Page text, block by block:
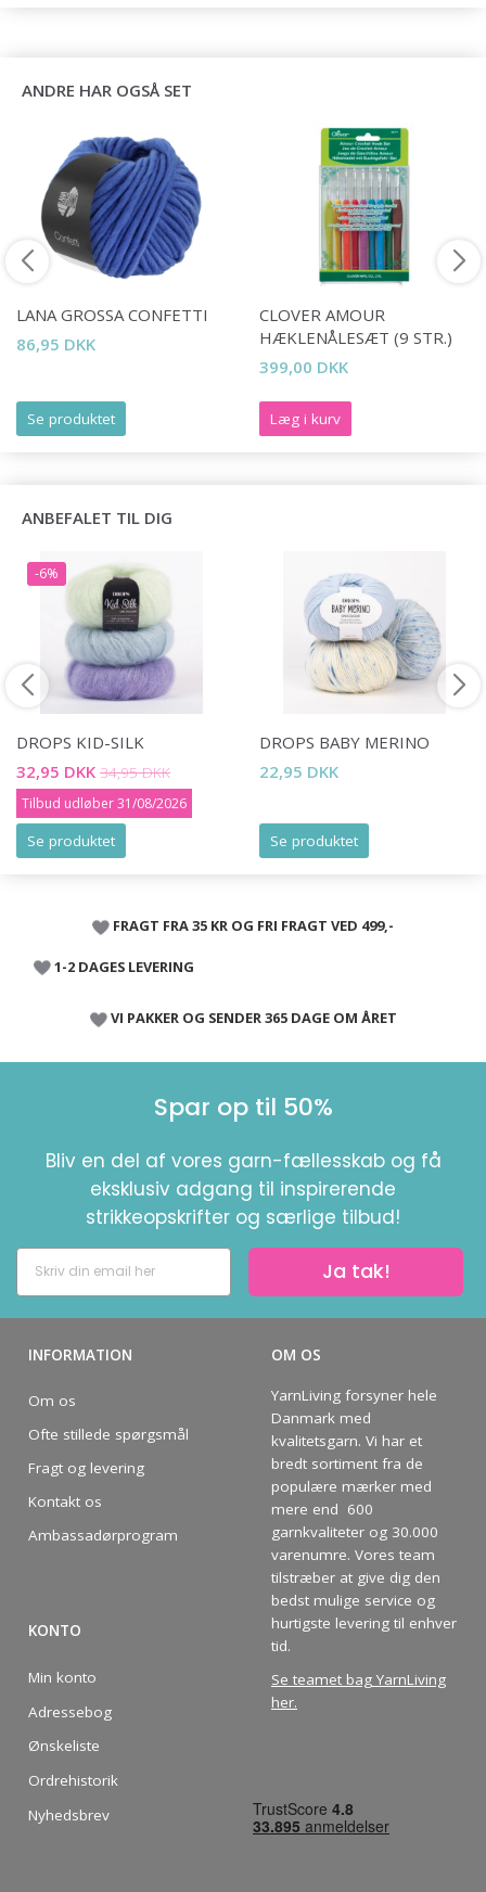
ANDRE HAR OGSÅ SET
LANA GROSSA CONFETTI
86,95 DKK
Se produktet
CLOVER AMOUR
HÆKLENÅLESÆT (9 STR.)
399,00 DKK
Læg i kurv
ANBEFALET TIL DIG
-6%
DROPS KID-SILK
32,95 DKK 34,95 DKK
Tilbud udløber 31/08/2026
Se produktet
DROPS BABY MERINO
22,95 DKK
Se produktet
FRAGT FRA 35 KR OG FRI FRAGT VED 499,-
1-2 DAGES LEVERING
VI PAKKER OG SENDER 365 DAGE OM ÅRET
Spar op til 50%
Bliv en del af vores garn-fællesskab og få
eksklusiv adgang til inspirerende
strikkeopskrifter og særlige tilbud!
Ja tak!
INFORMATION
Om os
Ofte stillede spørgsmål
Fragt og levering
Kontakt os
Ambassadørprogram
KONTO
Min konto
Adressebog
Ønskeliste
Ordrehistorik
Nyhedsbrev
OM OS
YarnLiving forsyner hele
Danmark med
kvalitetsgarn. Vi har et
bredt sortiment fra de
populære mærker med
mere end 600
garnkvaliteter og 30.000
varenumre. Vores team
tilstræber at give dig den
bedst mulige service og
hurtigste levering til enhver
tid.
Se teamet bag YarnLiving
her.
Spar op til 50%
Bliv en del af vores garn-fællesskab
og få eksklusiv adgang til inspirerende
strikkeopskrifter og særlige tilbud!
Ja tak